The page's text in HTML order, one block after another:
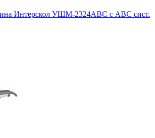
Интерскол УШМ-2324АВС с АВС сист.